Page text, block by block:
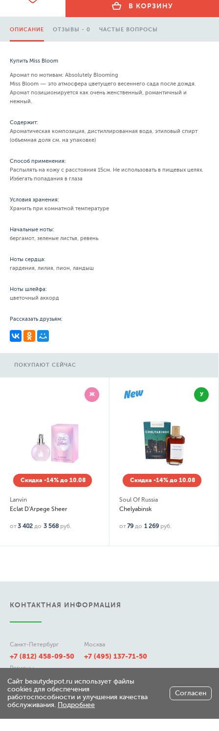
В КОРЗИНУ
ОПИСАНИЕ ОТЗЫВЫ - 0 ЧАСТЫЕ ВОПРОСЫ
Купить Miss Bloom
Аромат по мотивам: Absolutely Blooming
Miss Bloom — это атмосфера цветущего весеннего сада после дождя.
Аромат позиционируется как очень женственный, романтичный и
нежный.
Содержит:
Ароматическая композиция, дистиллированная вода, этиловый спирт
(объемная доля см. на упаковке)
Способ применения:
Распылять на кожу с расстояния 15см. Не использовать в пищевых целях.
Избегать попадания в глаза
Условия хранения:
Хранить при комнатной температуре
Начальные ноты:
бергамот, зеленые листья, ревень
Ноты сердца:
гардения, лилия, пион, ландыш
Ноты шлейфа:
цветочный аккорд
Рассказать друзьям:
ПОКУПАЮТ СЕЙЧАС
Ж
Скидка -14% до 10.08
Lanvin
Eclat D'Arpege Sheer
от3 402 до 3 568 руб.
У
Скидка -14% до 10.08
Soul Of Russia
Chelyabinsk
от79 до 1 269 руб.
КОНТАКТНАЯ ИНФОРМАЦИЯ
Санкт-Петербург
+7 (812) 458-09-50
Москва
+7 (495) 137-71-50
Регионы
8 (800) 511-21-50
197348, г. Санкт-Петербург,
Сайт beautydepot.ru использует файлы
cookies для обеспечения
работоспособности и улучшения качества
обслуживания. Подробнее
Согласен